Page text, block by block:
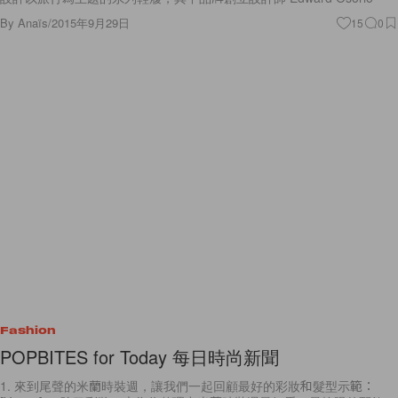
By Anaïs/2015年9月29日 15 0
Fashion
POPBITES for Today 每日時尚新聞
1. 來到尾聲的米蘭時裝週，讓我們一起回顧最好的彩妝和髮型示範：